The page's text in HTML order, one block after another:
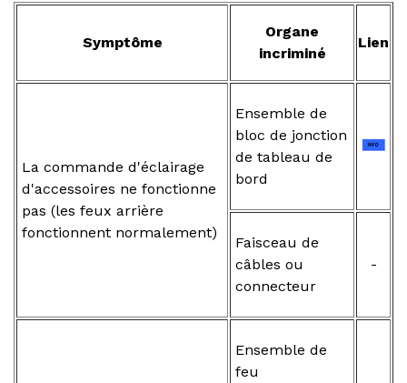
Symptôme
Organe
incriminé
Lien
La commande d'éclairage
d'accessoires ne fonctionne
pas (les feux arrière
fonctionnent normalement)
Ensemble de
bloc de jonction
de tableau de
bord
Faisceau de
câbles ou
connecteur
-
Ensemble de
feu